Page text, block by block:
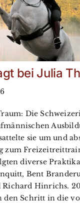
bei Julia
Die
sie um und
zum
diverse Praktika
Bent
Richard Hinrichs.
den Schritt in die